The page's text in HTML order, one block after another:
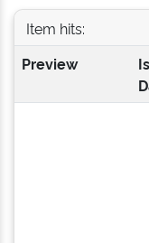
Item hits:
Preview